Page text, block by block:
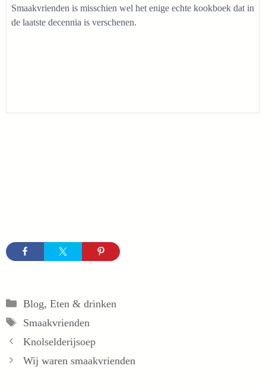
Smaakvrienden is misschien wel het enige echte kookboek dat in
de laatste decennia is verschenen.
Categorieën
Blog, Eten & drinken
Tags
Smaakvrienden
Knolselderijsoep
Wij waren smaakvrienden